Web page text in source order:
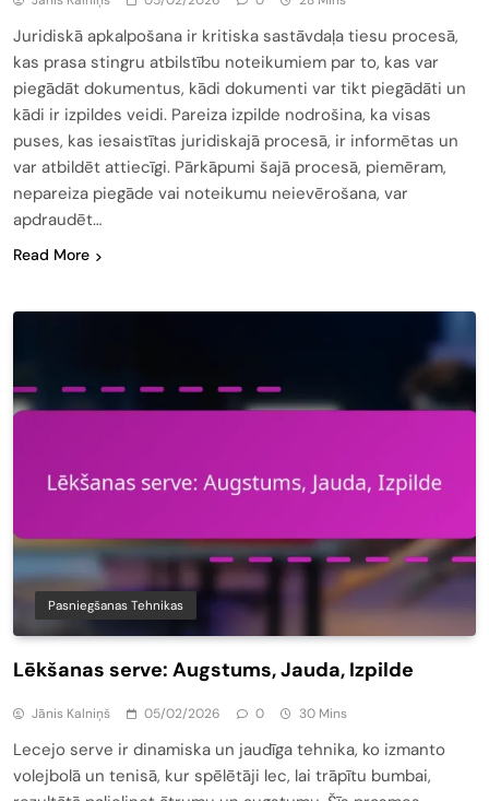
Juridiskā apkalpošana ir kritiska sastāvdaļa tiesu procesā,
kas prasa stingru atbilstību noteikumiem par to, kas var
piegādāt dokumentus, kādi dokumenti var tikt piegādāti un
kādi ir izpildes veidi. Pareiza izpilde nodrošina, ka visas
puses, kas iesaistītas juridiskajā procesā, ir informētas un
var atbildēt attiecīgi. Pārkāpumi šajā procesā, piemēram,
nepareiza piegāde vai noteikumu neievērošana, var
apdraudēt…
Read More
Pasniegšanas Tehnikas
Lēkšanas serve: Augstums, Jauda, Izpilde
Jānis Kalniņš 05/02/2026 0 30 Mins
Lecejo serve ir dinamiska un jaudīga tehnika, ko izmanto
volejbolā un tenisā, kur spēlētāji lec, lai trāpītu bumbai,